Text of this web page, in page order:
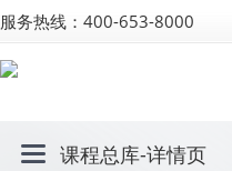
服务热线：400-653-8000
课程总库-详情页